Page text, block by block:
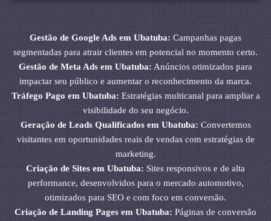
Gestão de Google Ads em Ubatuba:Campanhas pagas
segmentadas para atrair clientes em potencial no momento certo.
Gestão de Meta Ads em Ubatuba:Anúncios otimizados para
impactar seu público e aumentar o reconhecimento da marca.
Tráfego Pago em Ubatuba:Estratégias multicanal para ampliar a
visibilidade do seu negócio.
Geração de Leads Qualificados em Ubatuba:Convertemos
visitantes em oportunidades reais de vendas com estratégias de
marketing.
Criação de Sites em Ubatuba:Sites responsivos e de alta
performance, desenvolvidos para o mercado automotivo,
otimizados para SEO e com foco em conversão.
Criação de Landing Pages em Ubatuba:Páginas de conversão